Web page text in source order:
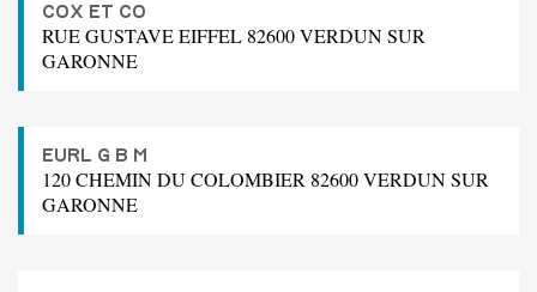
COX ET CO
RUE GUSTAVE EIFFEL 82600 VERDUN SUR
GARONNE
EURL G B M
120 CHEMIN DU COLOMBIER 82600 VERDUN SUR
GARONNE